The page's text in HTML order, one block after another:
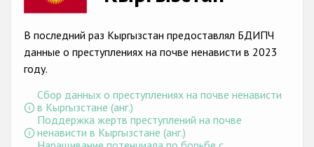
Anti-Roma hate crime
Anti-Muslim hate crime
Anti-Christian hate crime
В последний раз Кыргызстан предоставлял БДИПЧ
данные о преступлениях на почве ненависти в 2023
году.
Сбор данных о преступлениях на почве ненависти
в Кыргызстане (анг.)
Поддержка жертв преступлений на почве
ненависти в Кыргызстане (анг.)